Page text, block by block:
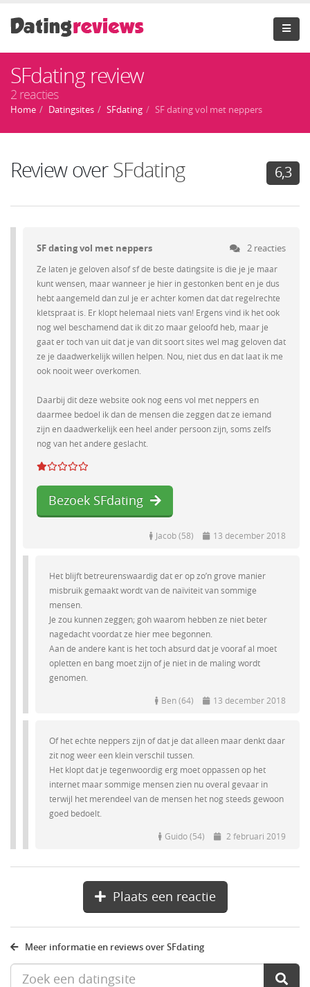
SFdating review
2 reacties
Home Datingsites SFdating SF dating vol met neppers
Review over SFdating 6,3
SF dating vol met neppers 2 reacties
Ze laten je geloven alsof sf de beste datingsite is die je je maar
kunt wensen, maar wanneer je hier in gestonken bent en je dus
hebt aangemeld dan zul je er achter komen dat dat regelrechte
kletspraat is. Er klopt helemaal niets van! Ergens vind ik het ook
nog wel beschamend dat ik dit zo maar geloofd heb, maar je
gaat er toch van uit dat je van dit soort sites wel mag geloven dat
ze je daadwerkelijk willen helpen. Nou, niet dus en dat laat ik me
ook nooit weer overkomen.
Daarbij dit deze website ook nog eens vol met neppers en
daarmee bedoel ik dan de mensen die zeggen dat ze iemand
zijn en daadwerkelijk een heel ander persoon zijn, soms zelfs
nog van het andere geslacht.
Bezoek SFdating
Jacob (58) 13 december 2018
Het blijft betreurenswaardig dat er op zo’n grove manier
misbruik gemaakt wordt van de naïviteit van sommige
mensen.
Je zou kunnen zeggen; goh waarom hebben ze niet beter
nagedacht voordat ze hier mee begonnen.
Aan de andere kant is het toch absurd dat je vooraf al moet
opletten en bang moet zijn of je niet in de maling wordt
genomen.
Ben (64) 13 december 2018
Of het echte neppers zijn of dat je dat alleen maar denkt daar
zit nog weer een klein verschil tussen.
Het klopt dat je tegenwoordig erg moet oppassen op het
internet maar sommige mensen zien nu overal gevaar in
terwijl het merendeel van de mensen het nog steeds gewoon
goed bedoelt.
Guido (54) 2 februari 2019
Plaats een reactie
Meer informatie en reviews over SFdating